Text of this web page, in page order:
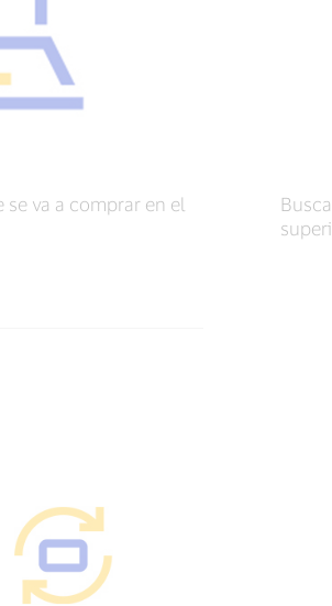
va a comprar en el